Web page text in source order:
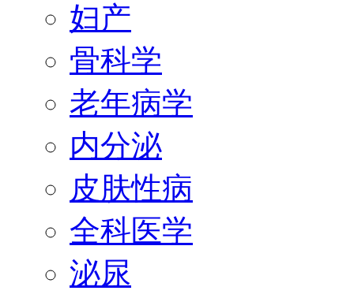
妇产
骨科学
老年病学
内分泌
皮肤性病
全科医学
泌尿